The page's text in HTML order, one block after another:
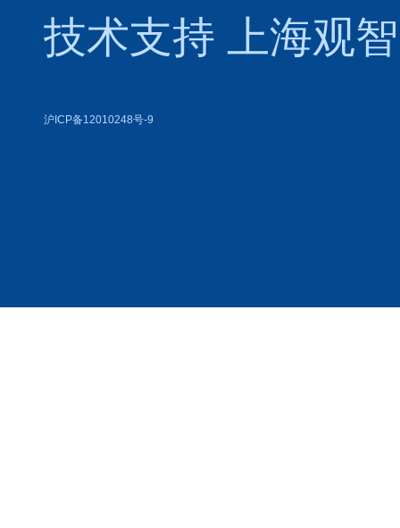
技术支持
上海观
沪ICP备12010248号-9